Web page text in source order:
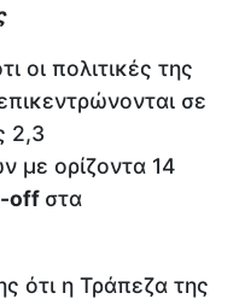
οι πολιτικές της
σε
2,3
με ορίζοντα 14
off στα
ότι η Τράπεζα της